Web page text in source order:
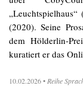
(2020). Seine
dem Hölderlin-
kuratiert er das
10.02.2026• Reihe